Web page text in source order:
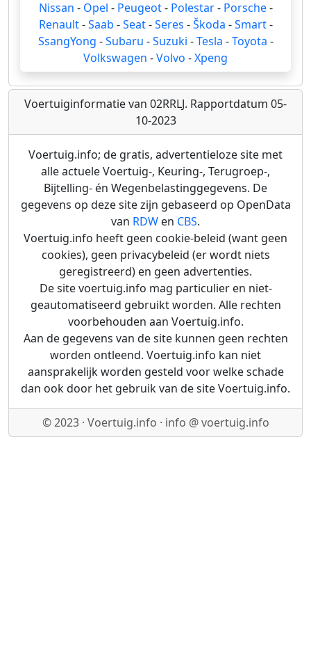
Nissan - Opel - Peugeot- Polestar- Porsche-
Renault-Saab -Seat-Seres -Škoda -Smart-
SsangYong -Subaru -Suzuki -Tesla -Toyota -
Volkswagen -Volvo -Xpeng
Voertuiginformatie van 02RRLJ. Rapportdatum 05-
10-2023
Voertuig.info; de gratis, advertentieloze site met
alle actuele Voertuig-, Keuring-, Terugroep-,
Bijtelling- én Wegenbelastinggegevens. De
gegevens op deze site zijn gebaseerd op OpenData
van RDW en CBS.
Voertuig.info heeft geen cookie-beleid (want geen
cookies), geen privacybeleid (er wordt niets
geregistreerd) en geen advertenties.
De site voertuig.info mag particulier en niet-
geautomatiseerd gebruikt worden. Alle rechten
voorbehouden aan Voertuig.info.
Aan de gegevens van de site kunnen geen rechten
worden ontleend. Voertuig.info kan niet
aansprakelijk worden gesteld voor welke schade
dan ook door het gebruik van de site Voertuig.info.
© 2023 · Voertuig.info · info @ voertuig.info